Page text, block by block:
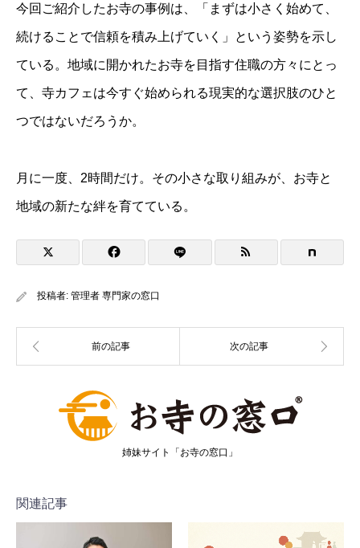
今回ご紹介したお寺の事例は、「まずは小さく始めて、
続けることで信頼を積み上げていく」という姿勢を示し
ている。地域に開かれたお寺を目指す住職の方々にとっ
て、寺カフェは今すぐ始められる現実的な選択肢のひと
つではないだろうか。
月に一度、2時間だけ。その小さな取り組みが、お寺と
地域の新たな絆を育てている。
投稿者: 管理者 専門家の窓口
姉妹サイト「お寺の窓口」
関連記事